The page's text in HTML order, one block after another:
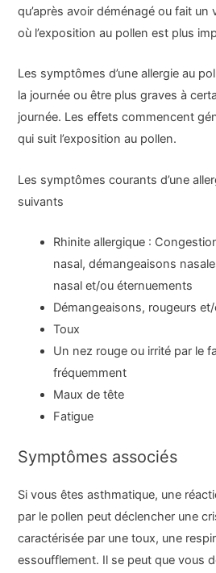
qu’après avoir déménagé ou fait
où l’exposition au pollen est plus
Les symptômes d’une allergie au
la journée ou être plus graves à
journée. Les effets commencent
qui suit l’exposition au pollen.
Les symptômes courants d’une
suivants
Rhinite allergique :
nasal, démangeaisons
nasal et/ou éternuements
Démangeaisons, rougeurs
Toux
Un nez rouge ou irrité par le
fréquemment
Maux de tête
Fatigue
Symptômes associés
Si vous êtes asthmatique, une
par le pollen peut déclencher une
caractérisée par une toux, une
essoufflement. Il se peut que vous